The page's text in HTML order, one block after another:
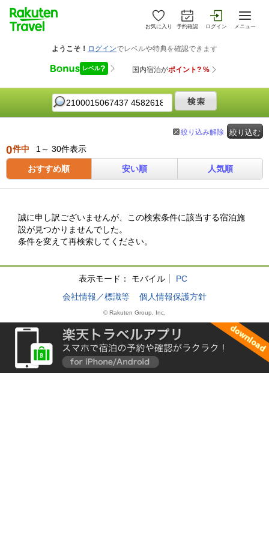
お気に入り 予約確認 ログイン メニュー
絞り込む
絞り込み解除
0件中 1～ 30件表示
おすすめ順 安い順 人気順
誠に申し訳ございませんが、この検索条件に該当する宿泊施
設が見つかりませんでした。
条件を変えて再検索してください。
表示モード： モバイル
PC
会社情報／標識等
個人情報保護方針
© Rakuten Group, Inc.